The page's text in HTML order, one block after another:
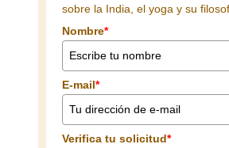
sobre la India, el yoga y su
Nombre*
E-mail*
Verifica tu solicitud*